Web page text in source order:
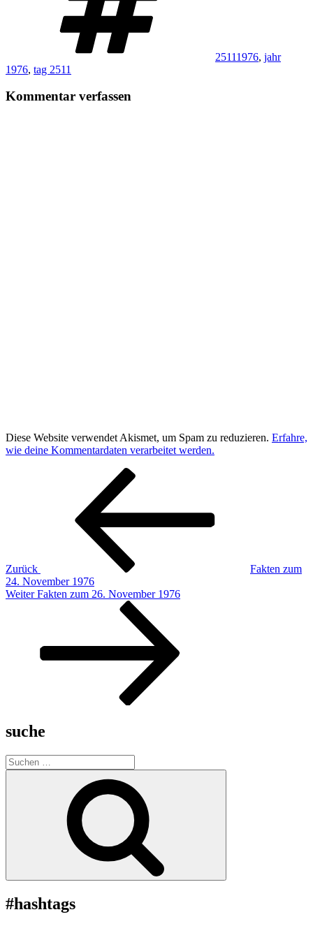
25111976, jahr
1976, tag 2511
Kommentar verfassen
Diese Website verwendet Akismet, um Spam zu reduzieren. Erfahre,
wie deine Kommentardaten verarbeitet werden.
Beitragsnavigation
Zurück
Fakten zum
24. November 1976
Nächster
Weiter Fakten zum 26. November 1976
suche
Suche
nach:
#hashtags